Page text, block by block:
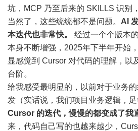
坑，MCP 乃至后来的 SKILLS 识别
当然了，这些统统都不是问题。 AI
本迭代也非常快。
经过一个个版本
本身不断增强，2025年下半年开始
显感觉到 Cursor 对代码的理解，以
台阶。
给我感受最明显的，以前对于业务
发（实话说，我们项目业务逻辑，足
Cursor 的迭代，慢慢的都变成了我
来，代码自己写的也越来越少，